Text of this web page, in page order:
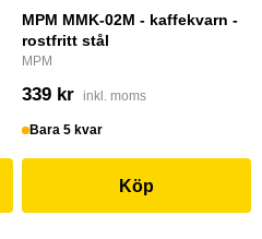
MPM MMK-02M - kaffekvarn -
rostfritt stål
MPM
339 kr inkl. moms
Bara 5 kvar
Köp